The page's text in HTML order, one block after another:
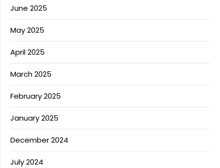
June 2025
May 2025
April 2025
March 2025
February 2025
January 2025
December 2024
July 2024